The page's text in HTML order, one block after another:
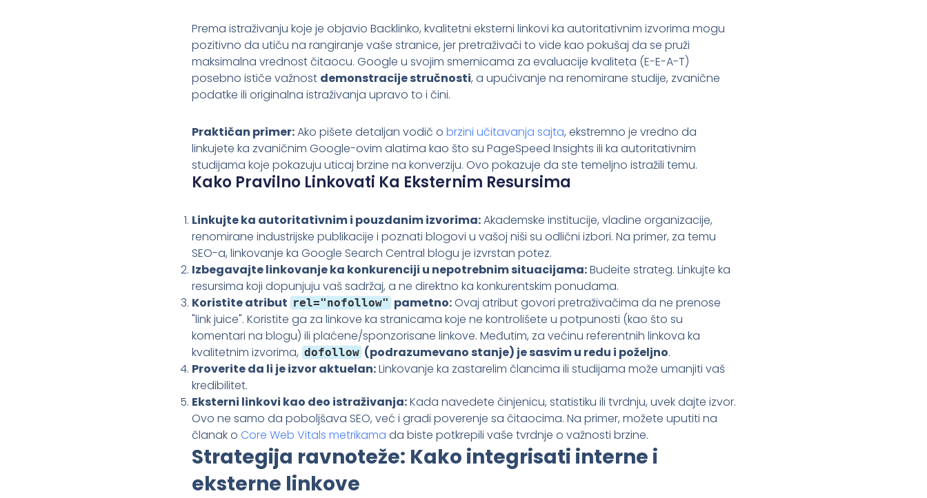
Prema istraživanju koje je objavio Backlinko, kvalitetni eksterni linkovi ka autoritativnim izvorima mogu
pozitivno da utiču na rangiranje vaše stranice, jer pretraživači to vide kao pokušaj da se pruži
maksimalna vrednost čitaocu. Google u svojim smernicama za evaluacije kvaliteta (E-E-A-T)
posebno ističe važnost demonstracije stručnosti, a upućivanje na renomirane studije, zvanične
podatke ili originalna istraživanja upravo to i čini.
Praktičan primer:Ako pišete detaljan vodič o brzini učitavanja sajta, ekstremno je vredno da
linkujete ka zvaničnim Google-ovim alatima kao što su PageSpeed Insights ili ka autoritativnim
studijama koje pokazuju uticaj brzine na konverziju. Ovo pokazuje da ste temeljno istražili temu.
Kako Pravilno Linkovati Ka Eksternim Resursima
Linkujte ka autoritativnim i pouzdanim izvorima:Akademske institucije, vladine organizacije,
renomirane industrijske publikacije i poznati blogovi u vašoj niši su odlični izbori. Na primer, za temu
SEO-a, linkovanje ka Google Search Central blogu je izvrstan potez.
Izbegavajte linkovanje ka konkurenciji u nepotrebnim situacijama:Budeite strateg. Linkujte ka
resursima koji dopunjuju vaš sadržaj, a ne direktno ka konkurentskim ponudama.
Koristite atribut rel="nofollow" pametno:Ovaj atribut govori pretraživačima da ne prenose
"link juice". Koristite ga za linkove ka stranicama koje ne kontrolišete u potpunosti (kao što su
komentari na blogu) ili plaćene/sponzorisane linkove. Međutim, za većinu referentnih linkova ka
kvalitetnim izvorima, dofollow (podrazumevano stanje) je sasvim u redu i poželjno.
Proverite da li je izvor aktuelan:Linkovanje ka zastarelim člancima ili studijama može umanjiti vaš
kredibilitet.
Eksterni linkovi kao deo istraživanja:Kada navedete činjenicu, statistiku ili tvrdnju, uvek dajte izvor.
Ovo ne samo da poboljšava SEO, već i gradi poverenje sa čitaocima. Na primer, možete uputiti na
članak o Core Web Vitals metrikama da biste potkrepili vaše tvrdnje o važnosti brzine.
Strategija ravnoteže: Kako integrisati interne i
eksterne linkove